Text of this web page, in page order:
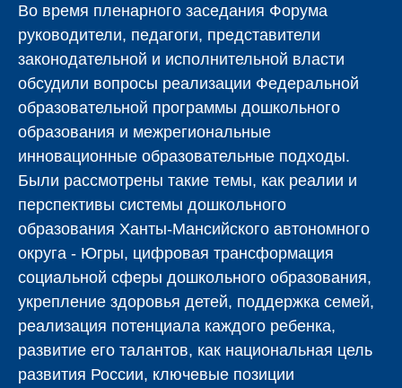
Во время пленарного заседания Форума
руководители, педагоги, представители
законодательной и исполнительной власти
обсудили вопросы реализации Федеральной
образовательной программы дошкольного
образования и межрегиональные
инновационные образовательные подходы.
Были рассмотрены такие темы, как реалии и
перспективы системы дошкольного
образования Ханты-Мансийского автономного
округа - Югры, цифровая трансформация
социальной сферы дошкольного образования,
укрепление здоровья детей, поддержка семей,
реализация потенциала каждого ребенка,
развитие его талантов, как национальная цель
развития России, ключевые позиции